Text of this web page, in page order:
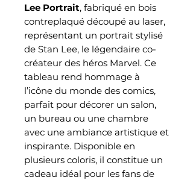
Lee Portrait, fabriqué en bois
contreplaqué découpé au laser,
représentant un portrait stylisé
de Stan Lee, le légendaire co-
créateur des héros Marvel. Ce
tableau rend hommage à
l’icône du monde des comics,
parfait pour décorer un salon,
un bureau ou une chambre
avec une ambiance artistique et
inspirante. Disponible en
plusieurs coloris, il constitue un
cadeau idéal pour les fans de